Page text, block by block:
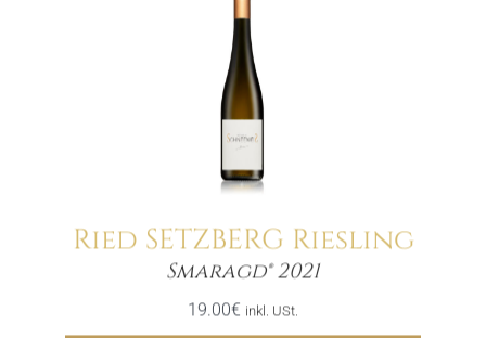
Ried SETZBERG Riesling
Smaragd® 2021
19.00€ inkl. USt.
Menge